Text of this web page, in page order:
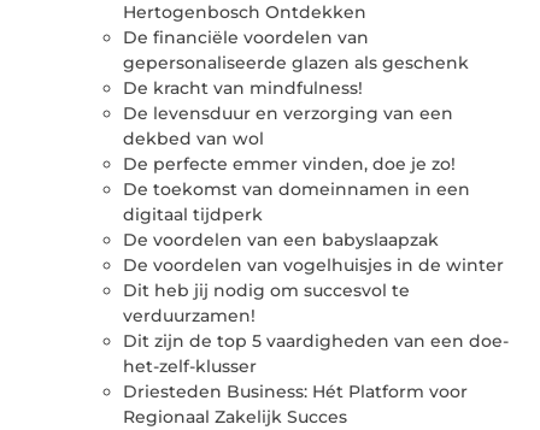
Hertogenbosch Ontdekken
De financiële voordelen van
gepersonaliseerde glazen als geschenk
De kracht van mindfulness!
De levensduur en verzorging van een
dekbed van wol
De perfecte emmer vinden, doe je zo!
De toekomst van domeinnamen in een
digitaal tijdperk
De voordelen van een babyslaapzak
De voordelen van vogelhuisjes in de winter
Dit heb jij nodig om succesvol te
verduurzamen!
Dit zijn de top 5 vaardigheden van een doe-
het-zelf-klusser
Driesteden Business: Hét Platform voor
Regionaal Zakelijk Succes